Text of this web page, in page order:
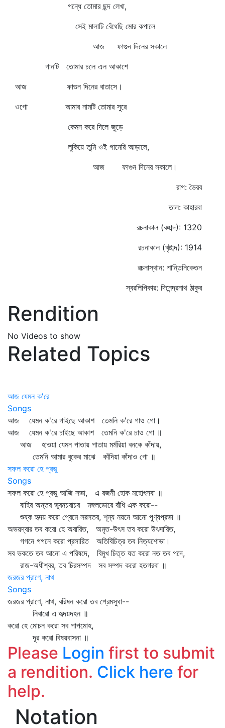
গন্ধে তোমার ছন্দ লেখা,
সেই মালাটি বেঁধেছি মোর কপালে
আজ ফাগুন দিনের সকালে
গানটি তোমার চলে এল আকাশে
আজ ফাগুন দিনের বাতাসে।
ওগো আমার নামটি তোমার সুরে
কেমন করে দিলে জুড়ে
লুকিয়ে তুমি ওই গানেরি আড়ালে,
আজ ফাগুন দিনের সকালে।
রাগ: ভৈরব
তাল: কাহারবা
রচনাকাল (বঙ্গাব্দ): 1320
রচনাকাল (খৃষ্টাব্দ): 1914
রচনাস্থান: শান্তিনিকেতন
স্বরলিপিকার: দিনেন্দ্রনাথ ঠাকুর
Rendition
No Videos to show
Related Topics
আজ যেমন ক'রে
Songs
আজ যেমন ক'রে গাইছে আকাশ তেমনি ক'রে গাও গো।
আজ যেমন ক'রে চাইছে আকাশ তেমনি ক'রে চাও গো ॥
আজ হাওয়া যেমন পাতায় পাতায় মর্মরিয়া বনকে কাঁদায়,
তেমনি আমার বুকের মাঝে কাঁদিয়া কাঁদাও গো ॥
সফল করো হে প্রভু
Songs
সফল করো হে প্রভু আজি সভা, এ রজনী হোক মহোৎসবা ॥
বাহির অন্তর ভুবনচরাচর মঙ্গলডোরে বাঁধি এক করো--
শুষ্ক হৃদয় করো প্রেমে সরসতর, শূন্য নয়নে আনো পুণ্যপ্রভা ॥
অভয়দ্বার তব করো হে অবারিত, অমৃত-উৎস তব করো উৎসারিত,
গগনে গগনে করো প্রসারিত অতিবিচিত্র তব নিত্যশোভা।
সব ভকতে তব আনো এ পরিষদে, বিমুখ চিত্ত যত করো নত তব পদে,
রাজ-অধীশ্বর, তব চিরসম্পদ সব সম্পদ করো হতগরবা ॥
জরজর প্রাণে, নাথ
Songs
জরজর প্রাণে, নাথ, বরিষন করো তব প্রেমসুধা--
নিবারো এ হৃদয়দহন ॥
করো হে মোচন করো সব পাপমোহ,
দূর করো বিষয়বাসনা ॥
Please Login first to submit
a rendition. Click here for
help.
Notation